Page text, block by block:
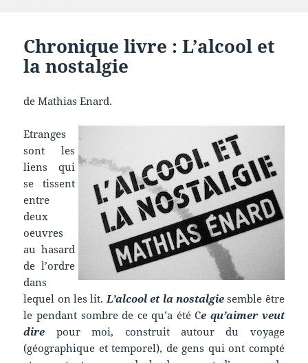
Chronique livre : L’alcool et
la nostalgie
de Mathias Enard.
Etranges
sont les
liens qui
se tissent
entre
deux
oeuvres
au hasard
de l’ordre
dans
lequel on les lit. L’alcool et la nostalgiesemble être
le pendant sombre de ce qu’a été Ce qu’aimer veut
dire pour moi, construit autour du voyage
(géographique et temporel), de gens qui ont compté